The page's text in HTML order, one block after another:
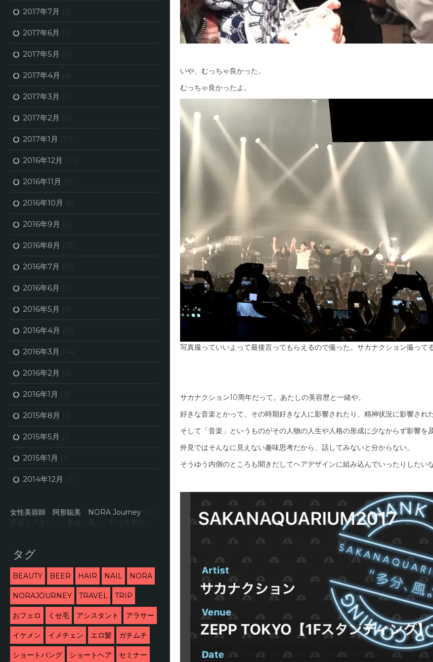
いや、むっちゃ良かった。
むっちゃ良かったよ。
写真撮っていいよって最後言ってもらえるので撮った。サカナクション撮って
サカナクション10周年だって。あたしの美容歴と一緒や。
好きな音楽とかって、その時期好きな人に影響されたり、精神状況に影響され
そして「音楽」というものがその人物の人生や人格の形成に少なからず影響を
外見ではそんなに見えない趣味思考だから、話してみないと分からない。
そうゆう内側のところも聞きだしてヘアデザインに組み込んでいったりしたいな
2017年7月 (5)
2017年6月 (3)
2017年5月 (5)
2017年4月 (6)
2017年3月 (7)
2017年2月 (6)
2017年1月 (10)
2016年12月 (10)
2016年11月 (9)
2016年10月 (6)
2016年9月 (8)
2016年8月 (13)
2016年7月 (10)
2016年6月 (9)
2016年5月 (8)
2016年4月 (13)
2016年3月 (14)
2016年2月 (5)
2016年1月 (2)
2015年8月 (1)
2015年5月 (1)
2015年1月 (1)
2014年12月 (1)
女性美容師 阿形聡美 NORA Journey > >
音楽とアタシ。「多分、風。」行って来た。
タグ
BEAUTY BEER HAIR NAIL NORA
NORAJOURNEY TRAVEL TRIP
おフェロ くせ毛 アシスタント アラサー
イケメン イメチェン エロ髪 ガチムチ
ショートバング ショートヘア セミナー